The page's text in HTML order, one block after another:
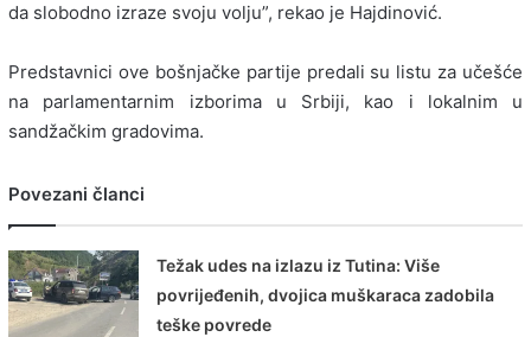
da slobodno izraze svoju volju”, rekao je Hajdinović.
Predstavnici ove bošnjačke partije predali su listu za učešće
na parlamentarnim izborima u Srbiji, kao i lokalnim u
sandžačkim gradovima.
Povezani članci
Težak udes na izlazu iz Tutina: Više
povrijeđenih, dvojica muškaraca zadobila
teške povrede